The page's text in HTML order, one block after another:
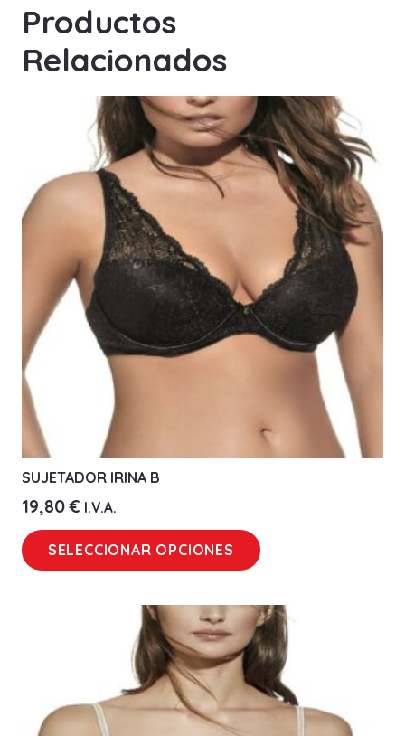
Productos
Relacionados
SUJETADOR IRINA B
19,80€ I.V.A.
SELECCIONAR OPCIONES
múltiples
variantes.
Las
opciones
se